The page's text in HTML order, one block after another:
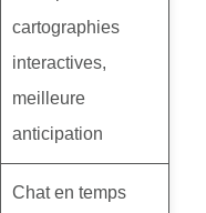
cartographies
interactives,
meilleure
anticipation
Chat en temps